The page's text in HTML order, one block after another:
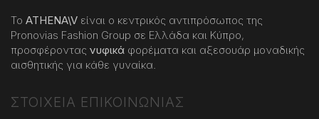
Το ATHENA\V είναι ο κεντρικός αντιπρόσωπος της
Pronovias Fashion Group σε Ελλάδα και Κύπρο,
προσφέροντας νυφικά φορέματα και αξεσουάρ μοναδικής
αισθητικής για κάθε γυναίκα.
ΣΤΟΙΧΕΙΑ ΕΠΙΚΟΙΝΩΝΙΑΣ